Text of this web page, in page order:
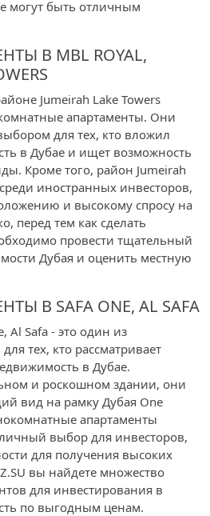
могут быть отличным
В MBL ROYAL,
Jumeirah Lake Towers
апартаменты. Они
для тех, кто вложил
в Дубае и ищет возможность
Кроме того, район Jumeirah
иностранных инвесторов,
и высокому спросу на
перед тем как сделать
провести тщательный
Дубая и оценить местную
В SAFA ONE, AL SAFA
Al Safa - это один из
тех, кто рассматривает
в Дубае.
и роскошном здании, они
вид на рамку Дубая One
апартаменты
выбор для инвесторов,
для получения высоких
вы найдете множество
для инвестирования в
по выгодным ценам.